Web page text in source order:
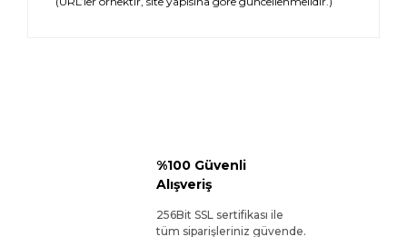
%100 Güvenli
Alışveriş
256Bit SSL sertifikası ile
tüm siparişleriniz güvende.